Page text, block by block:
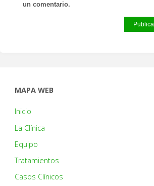
un comentario.
MAPA WEB
Inicio
La Clínica
Equipo
Tratamientos
Casos Clínicos